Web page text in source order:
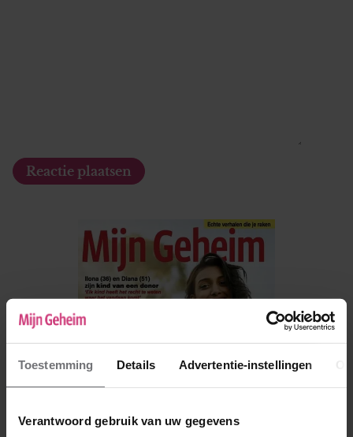
Toestemming Details Advertentie-instellingen
Verantwoord gebruik van uw gegevens